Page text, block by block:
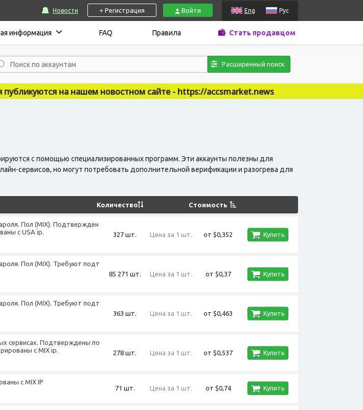
Новости + Регистрация Войти Eng Рус
информация FAQ Правила Стать продавцом
Расширенный поиск
нашем новостном сайте - https://accsmarket.news
с помощью специализированных программ. Эти аккаунты полезны для
сервисов, но могут потребовать дополнительной верификации и разогрева для
Количество Стоимость
Пол (MIX). Подтвержден
с USA ip.
327 шт. Цена за 1 шт. от $0,352 Купить
Пол (MIX). Требуют подт
85 271 шт. Цена за 1 шт. от $0,37 Купить
Пол (MIX). Требуют подт
363 шт. Цена за 1 шт. от $0,463 Купить
сервисах. Подтверждены по
с MIX ip.
278 шт. Цена за 1 шт. от $0,537 Купить
с MIX IP
71 шт. Цена за 1 шт. от $0,74 Купить